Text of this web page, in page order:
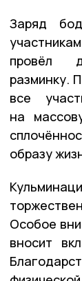
Заряд
провёл
разминку.
все
на
образу
Особое
вносит